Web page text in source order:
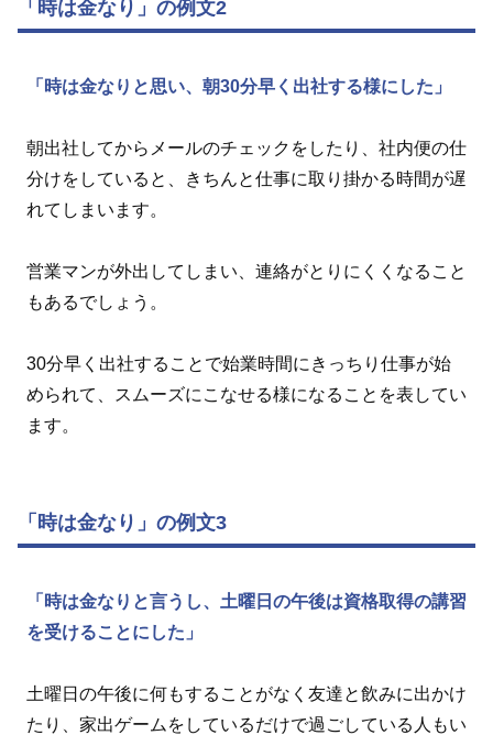
「時は金なり」の例文2
「時は金なりと思い、朝30分早く出社する様にした」
朝出社してからメールのチェックをしたり、社内便の仕
分けをしていると、きちんと仕事に取り掛かる時間が遅
れてしまいます。
営業マンが外出してしまい、連絡がとりにくくなること
もあるでしょう。
30分早く出社することで始業時間にきっちり仕事が始
められて、スムーズにこなせる様になることを表してい
ます。
「時は金なり」の例文3
「時は金なりと言うし、土曜日の午後は資格取得の講習
を受けることにした」
土曜日の午後に何もすることがなく友達と飲みに出かけ
たり、家出ゲームをしているだけで過ごしている人もい